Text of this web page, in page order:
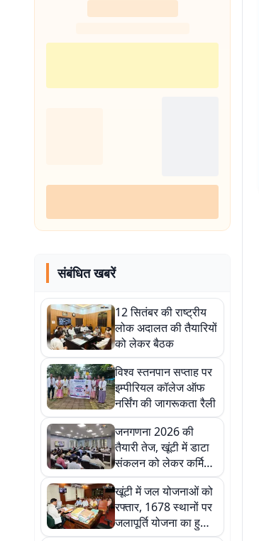
संबंधित खबरें
12 सितंबर की राष्ट्रीय
लोक अदालत की तैयारियों
को लेकर बैठक
विश्व स्तनपान सप्ताह पर
इम्पीरियल कॉलेज ऑफ
नर्सिंग की जागरूकता रैली
जनगणना 2026 की
तैयारी तेज, खूंटी में डाटा
संकलन को लेकर कर्मियों
को प्रशिक्षण
खूंटी में जल योजनाओं को
रफ्तार, 1678 स्थानों पर
जलापूर्ति योजना का हुआ